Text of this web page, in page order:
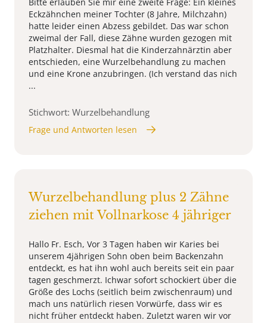
Eckzähnchen meiner Tochter (8 Jahre, Milchzahn)
hatte leider einen Abzess gebildet. Das war schon
zweimal der Fall, diese Zähne wurden gezogen mit
Platzhalter. Diesmal hat die Kinderzahnärztin aber
entschieden, eine Wurzelbehandlung zu machen
und eine Krone anzubringen. (Ich verstand das nich
...
Stichwort: Wurzelbehandlung
Frage und Antworten lesen
Wurzelbehandlung plus 2 Zähne
ziehen mit Vollnarkose 4 jähriger
Hallo Fr. Esch, Vor 3 Tagen haben wir Karies bei
unserem 4jährigen Sohn oben beim Backenzahn
entdeckt, es hat ihn wohl auch bereits seit ein paar
tagen geschmerzt. Ichwar sofort schockiert über die
Größe des Lochs (seitlich beim zwischenraum) und
mach uns natürlich riesen Vorwürfe, dass wir es
nicht früher entdeckt haben. Zuletzt waren wir vor